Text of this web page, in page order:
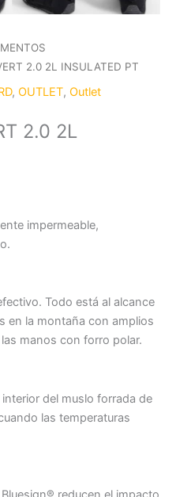
2.0 2L INSULATED PT
, OUTLET, Outlet
2.0 2L
impermeable,
Todo está al alcance
en la montaña con amplios
manos con forro polar.
del muslo forrada de
las temperaturas